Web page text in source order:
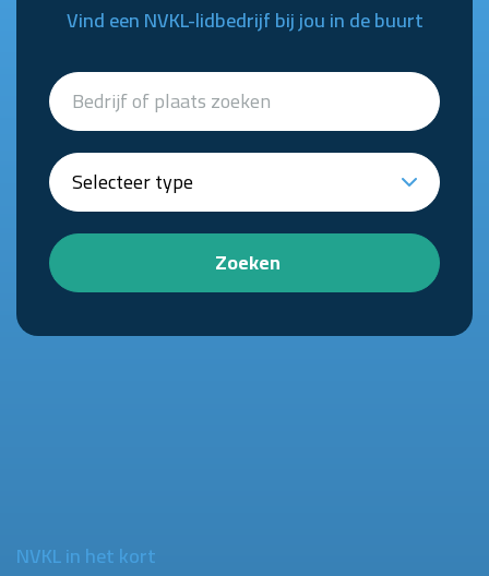
Vind een NVKL-lidbedrijf bij jou in de buurt
Zoeken
NVKL in het kort